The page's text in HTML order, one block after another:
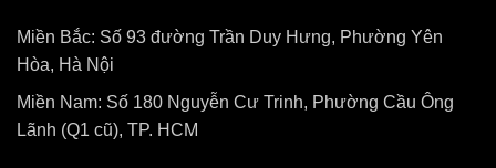
Miền Bắc: Số 93 đường Trần Duy Hưng, Phường Yên
Hòa, Hà Nội
Miền Nam: Số 180 Nguyễn Cư Trinh, Phường Cầu Ông
Lãnh (Q1 cũ), TP. HCM